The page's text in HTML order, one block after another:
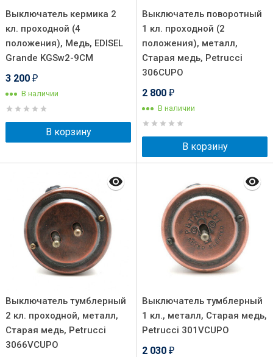
Выключатель кермика 2
кл. проходной (4
положения), Медь, EDISEL
Grande KGSw2-9CM
3 200 ₽
В наличии
В корзину
Выключатель поворотный
1 кл. проходной (2
положения), металл,
Старая медь, Petrucci
306CUPO
2 800 ₽
В наличии
В корзину
Выключатель тумблерный
2 кл. проходной, металл,
Старая медь, Petrucci
3066VCUPO
Выключатель тумблерный
1 кл., металл, Старая медь,
Petrucci 301VCUPO
2 030 ₽